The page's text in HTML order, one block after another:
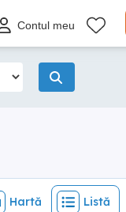
Contul meu
Hartă Listă
Hartă Listă